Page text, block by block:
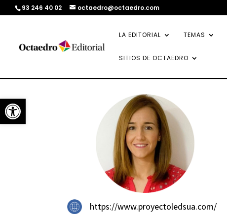
Abrir barra de herramientas
93 246 40 02 octaedro@octaedro.com
LA EDITORIAL TEMAS
SITIOS DE OCTAEDRO
https://www.proyectoledsua.com/